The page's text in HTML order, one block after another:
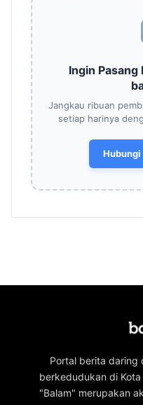
LAYANAN IT • BANDAR
Jasa Pembuatan
Desain Modern,
Omzet Bisnis Anda
Ingin
Jangkau ribuan
setiap harinya